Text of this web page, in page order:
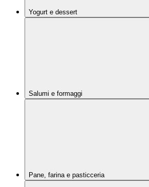
Yogurt e dessert
Salumi e formaggi
Pane, farina e pasticceria